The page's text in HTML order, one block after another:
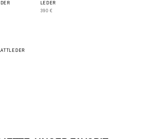
LEDER
PRIX DE VENTE
390 €